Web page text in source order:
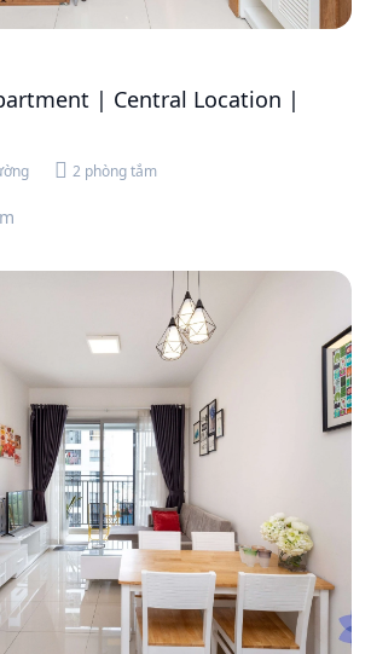
| Central Location |
2 phòng tắm